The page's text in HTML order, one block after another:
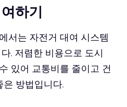
하기
서는 자전거 대여 시스템
. 저렴한 비용으로 도시
있어 교통비를 줄이고 건
방법입니다.